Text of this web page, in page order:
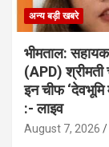
अन्य बड़ी खबरे
भीमताल:
(APD) श्रीमती
इन चीफ
:- लाइव
August 7, 2026